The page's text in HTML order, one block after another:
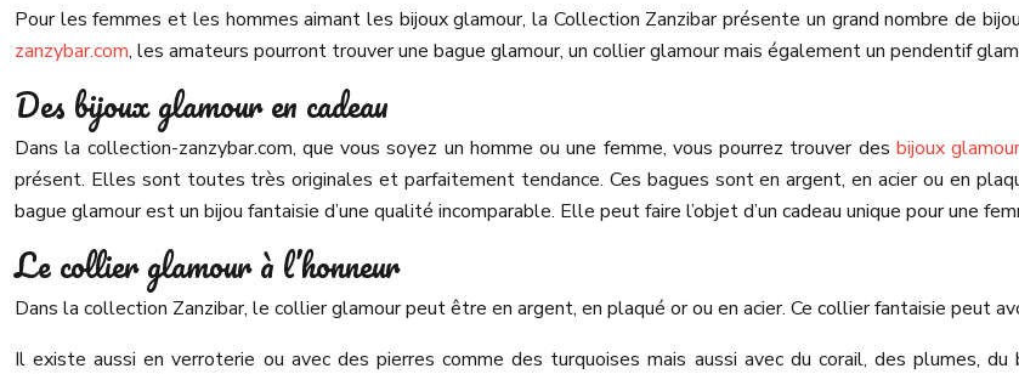
Pour les femmes et les hommes aimant les bijoux glamour, la Collection Zanzibar présente un grand nombre de
zanzybar.com, les amateurs pourront trouver une bague glamour, un collier glamour mais également un pendentif
Des bijoux glamour en cadeau
Dans la collection-zanzybar.com, que vous soyez un homme ou une femme, vous pourrez trouver des bijoux glamour
présent. Elles sont toutes très originales et parfaitement tendance. Ces bagues sont en argent, en acier ou en
bague glamour est un bijou fantaisie d’une qualité incomparable. Elle peut faire l’objet d’un cadeau unique pour une
Le collier glamour à l’honneur
Dans la collection Zanzibar, le collier glamour peut être en argent, en plaqué or ou en acier. Ce collier fantaisie peut
Il existe aussi en verroterie ou avec des pierres comme des turquoises mais aussi avec du corail, des plumes,